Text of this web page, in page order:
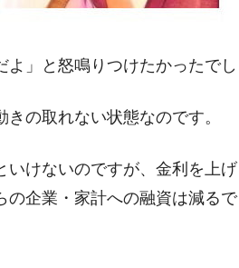
」と怒鳴りつけたかったでし
の取れない状態なのです。
けないのですが、金利を上
企業・家計への融資は減る